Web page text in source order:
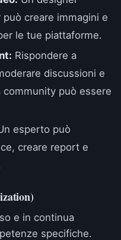
creare immagini e
le tue piattaforme.
Rispondere a
discussioni e
può essere
esperto può
creare report e
e in continua
specifiche.